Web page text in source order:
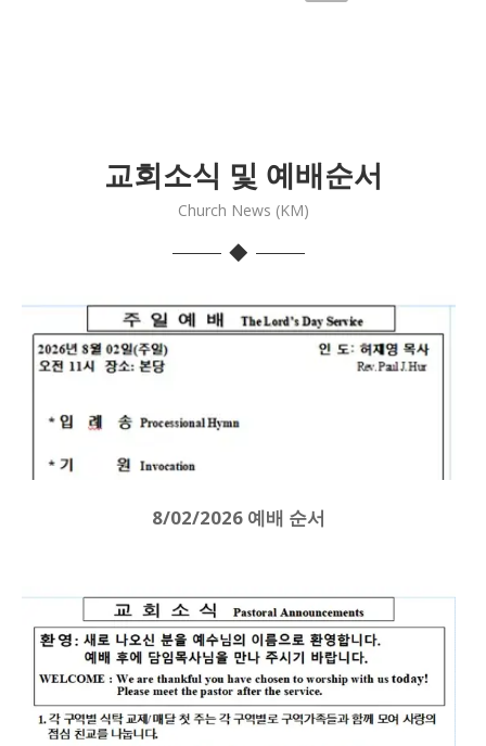
교회소식 및 예배순서
Church News (KM)
8/02/2026 예배 순서